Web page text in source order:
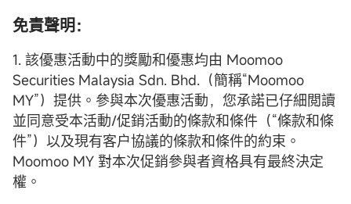
免責聲明：
1. 該優惠活動中的獎勵和優惠均由 Moomoo
Securities Malaysia Sdn. Bhd.（簡稱“Moomoo
MY”）提供。參與本次優惠活動，您承諾已仔細閲讀
並同意受本活動/促銷活動的條款和條件（“條款和條
件”）以及現有客户協議的條款和條件的約束。
Moomoo MY 對本次促銷參與者資格具有最終決定
權。